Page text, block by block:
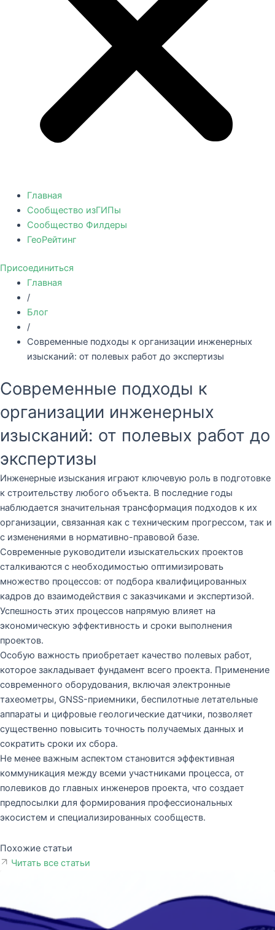
Главная
Сообщество изГИПы
Сообщество Филдеры
ГеоРейтинг
Присоединиться
Главная
/
Блог
/
Современные подходы к организации инженерных
изысканий: от полевых работ до экспертизы
Современные подходы к
организации инженерных
изысканий: от полевых работ до
экспертизы
Инженерные изыскания играют ключевую роль в подготовке
к строительству любого объекта. В последние годы
наблюдается значительная трансформация подходов к их
организации, связанная как с техническим прогрессом, так и
с изменениями в нормативно-правовой базе.
Современные руководители изыскательских проектов
сталкиваются с необходимостью оптимизировать
множество процессов: от подбора квалифицированных
кадров до взаимодействия с заказчиками и экспертизой.
Успешность этих процессов напрямую влияет на
экономическую эффективность и сроки выполнения
проектов.
Особую важность приобретает качество полевых работ,
которое закладывает фундамент всего проекта. Применение
современного оборудования, включая электронные
тахеометры, GNSS-приемники, беспилотные летательные
аппараты и цифровые геологические датчики, позволяет
существенно повысить точность получаемых данных и
сократить сроки их сбора.
Не менее важным аспектом становится эффективная
коммуникация между всеми участниками процесса, от
полевиков до главных инженеров проекта, что создает
предпосылки для формирования профессиональных
экосистем и специализированных сообществ.
Похожие статьи
Читать все статьи